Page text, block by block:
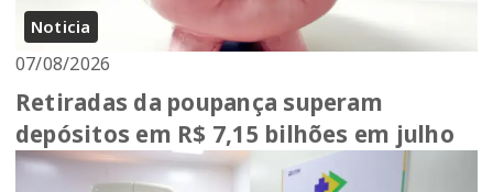
Noticia
07/08/2026
Retiradas da poupança superam
depósitos em R$ 7,15 bilhões em julho